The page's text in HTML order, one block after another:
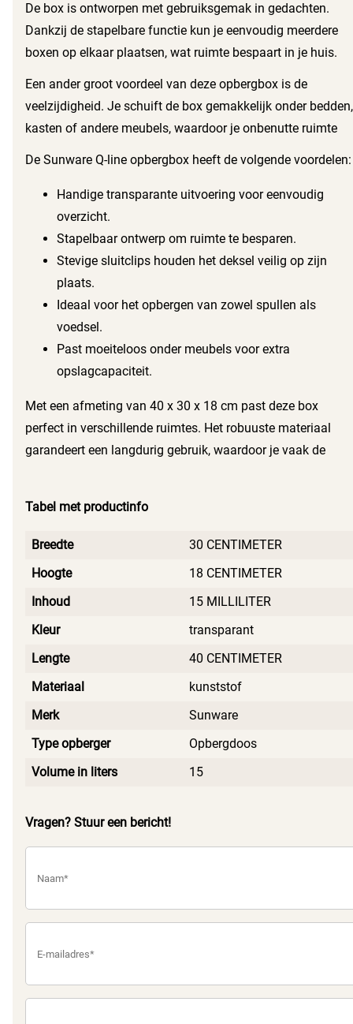
De box is ontworpen met gebruiksgemak in gedachten.
Dankzij de stapelbare functie kun je eenvoudig meerdere
boxen op elkaar plaatsen, wat ruimte bespaart in je huis.
verplaatsen, waar je ook bent.
Een ander groot voordeel van deze opbergbox is de
veelzijdigheid. Je schuift de box gemakkelijk onder bedden,
kasten of andere meubels, waardoor je onbenutte ruimte
kunststof blijven je voedingsmiddelen vers en beschermd
tegen invloeden van buitenaf.
De Sunware Q-line opbergbox heeft de volgende voordelen:
Handige transparante uitvoering voor eenvoudig
overzicht.
Stapelbaar ontwerp om ruimte te besparen.
Stevige sluitclips houden het deksel veilig op zijn
plaats.
Ideaal voor het opbergen van zowel spullen als
voedsel.
Past moeiteloos onder meubels voor extra
opslagcapaciteit.
Met een afmeting van 40 x 30 x 18 cm past deze box
perfect in verschillende ruimtes. Het robuuste materiaal
garandeert een langdurig gebruik, waardoor je vaak de
functionaliteit in je huishouden.
Tabel met productinfo
Breedte
30 CENTIMETER
Hoogte
18 CENTIMETER
Inhoud
15 MILLILITER
Kleur
transparant
Lengte
40 CENTIMETER
Materiaal
kunststof
Merk
Sunware
Type opberger
Opbergdoos
Volume in liters
15
Vragen? Stuur een bericht!